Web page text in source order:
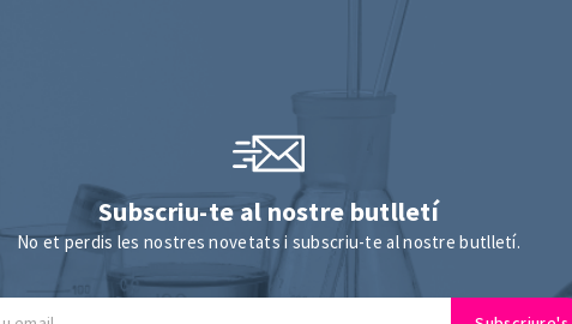
Subscriu-te al nostre butlletí
No et perdis les nostres novetats i subscriu-te al nostre butlletí.